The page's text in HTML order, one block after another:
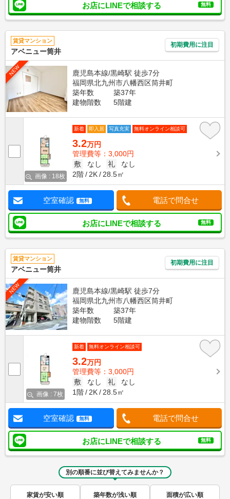
お店にLINEで相談する 無料
賃貸マンション
アベニュー筒井
初期費用に注目
NEW
鹿児島本線/黒崎駅 徒歩7分
福岡県北九州市八幡西区筒井町
築年数
築37年
建物階数
5階建
画像 : 18枚
新着 即入居 写真充実 無料オンライン相談可
3.2万円
管理費等：3,000円
敷
なし 礼
なし
2階
2K 28.5㎡
空室確認 無料 電話で問合せ
お店にLINEで相談する 無料
賃貸マンション
アベニュー筒井
初期費用に注目
NEW
鹿児島本線/黒崎駅 徒歩7分
福岡県北九州市八幡西区筒井町
築年数
築37年
建物階数
5階建
画像 : 7枚
新着 無料オンライン相談可
3.2万円
管理費等：3,000円
敷
なし 礼
なし
1階
2K 28.5㎡
空室確認 無料 電話で問合せ
お店にLINEで相談する 無料
別の順番に並び替えてみませんか？
家賃が安い順 築年数が浅い順 面積が広い順